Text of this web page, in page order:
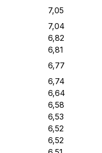
7,05
7,04
6,82
6,81
6,77
6,74
6,64
6,58
6,53
6,52
6,52